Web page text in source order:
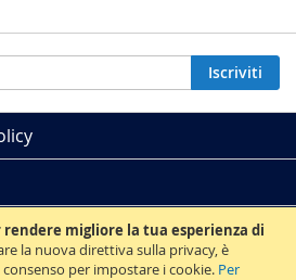
migliore la tua esperienza di
la nuova direttiva sulla privacy, è
per impostare i cookie. Per
Iscriviti